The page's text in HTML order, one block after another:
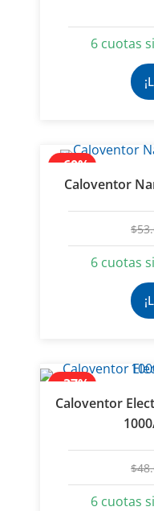
6 cuotas
- 60%
Caloventor
$
6 cuotas
- 37%
Caloventor
$
6 cuotas